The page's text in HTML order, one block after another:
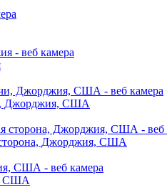
Джорджия, США
Джорджия, США
США